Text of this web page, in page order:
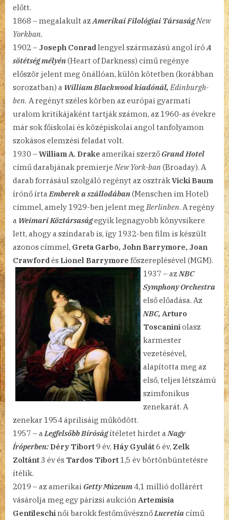
előtt.
1868 – megalakult azAmerikai Filológiai TársaságNew
Yorkban.
1902 – Joseph Conradlengyel származású angol íróA
sötétség mélyén(Heart of Darkness) című regénye
először jelent meg önállóan, külön kötetben (korábban
sorozatban) a William Blackwood kiadónál, Edinburgh-
ben. A regényt széles körben az európai gyarmati
uralom kritikájaként tartják számon, az 1960-as évekre
már sok főiskolai és középiskolai angol tanfolyamon
szokásos elemzési feladat volt.
1930 –William A. Drake amerikai szerzőGrand Hotel
című darabjának premierjeNew York-ban (Broaday). A
darab forrásául szolgáló regényt az osztrákVicki Baum
írónő írtaEmberek a szállodában(Menschen im Hotel)
címmel, amely 1929-ben jelent megBerlinben. A regény
a Weimari Köztársaságegyik legnagyobb könyvsikere
lett, ahogy a színdarab is, így 1932-ben film is készült
azonos címmel, Greta Garbo, John Barrymore, Joan
Crawfordés Lionel Barrymore főszereplésével (MGM).
1937 – azNBC
Symphony Orchestra
első előadása. Az
NBC, Arturo
Toscaniniolasz
karmester
vezetésével,
alapította meg az
első, teljes létszámú
szimfonikus
zenekarát. A
zenekar 1954 áprilisáig működött.
1957 – aLegfelsőbb Bíróságítéletet hirdet aNagy
Íróperben: Déry Tibort9 év, Háy Gyulát6 év, Zelk
Zoltánt3 év és Tardos Tibort 1,5 év börtönbüntetésre
ítélik.
2019 – az amerikai Getty Múzeum4,1 millió dollárért
vásárolja meg egy párizsi aukciónArtemisia
Gentileschinői barokk festőművésznőLucretiacímű